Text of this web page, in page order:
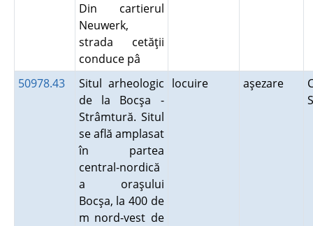
Din cartierul
Neuwerk,
strada cetăţii
conduce pâ
50978.43
Situl arheologic
de la Bocşa -
Strâmtură. Situl
se află amplasat
în partea
central-nordică
a oraşului
Bocşa, la 400 de
m nord-vest de
locuire aşezare